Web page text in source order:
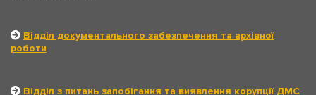
Відділ документального забезпечення та архівної
роботи
Відділ з питань запобігання та виявлення корупції ДМС